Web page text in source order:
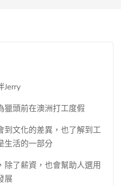
Jerry
獵頭前在澳洲打工度假
到文化的差異，也了解到工
生活的一部分
除了薪資，也會幫助人選用
展